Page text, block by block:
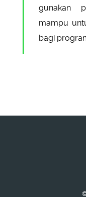
gunakan
mampu
bagi